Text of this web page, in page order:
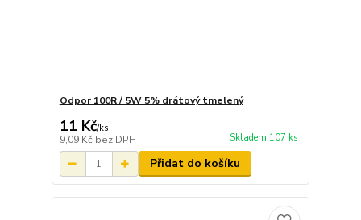
Odpor 100R / 5W 5% drátový tmelený
11 Kč/ks
9,09 Kč bez DPH Skladem 107 ks
Přidat do košíku